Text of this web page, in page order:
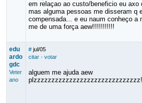
em relaçao ao custo/beneficio eu axo
mas alguma pessoas me disseram q
compensada... e eu naum conheço a
me de uma força aew!!!!!!!!!!!
edu
ardo
gdc
Veter
ano
# jul/05
citar· votar
alguem me ajuda aew